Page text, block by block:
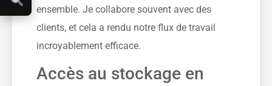
ensemble. Je collabore souvent avec des
clients, et cela a rendu notre flux de travail
incroyablement efficace.
Accès au stockage en